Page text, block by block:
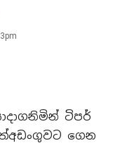
ටිපර්
ගෙන